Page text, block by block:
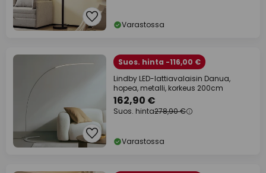
Varastossa
Suos. hinta -116,00 €
Lindby LED-lattiavalaisin Danua,
hopea, metalli, korkeus 200cm
162,90 €
Suos. hinta278,90 €
Varastossa